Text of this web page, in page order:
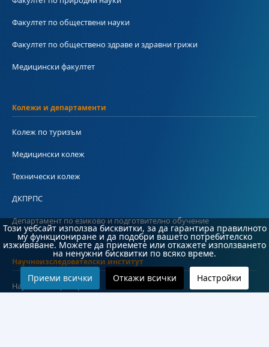
Факултет по обществени науки
Факултет по обществено здраве и здравни грижи
Медицински факултет
Колежи и департаменти
Колеж по туризъм
Медицински колеж
Технически колеж
ДКПРПС
Департамент по езиково и подготвително обучение
Научноизследователски институт
Научни лаборатории
Този уебсайт използва бисквитки, за да гарантира правилното
му функциониране и да подобри вашето потребителско
изживяване. Можете да приемете или откажете използването
на ненужни бисквитки по всяко време.
Приеми всички Откажи всички Настройки